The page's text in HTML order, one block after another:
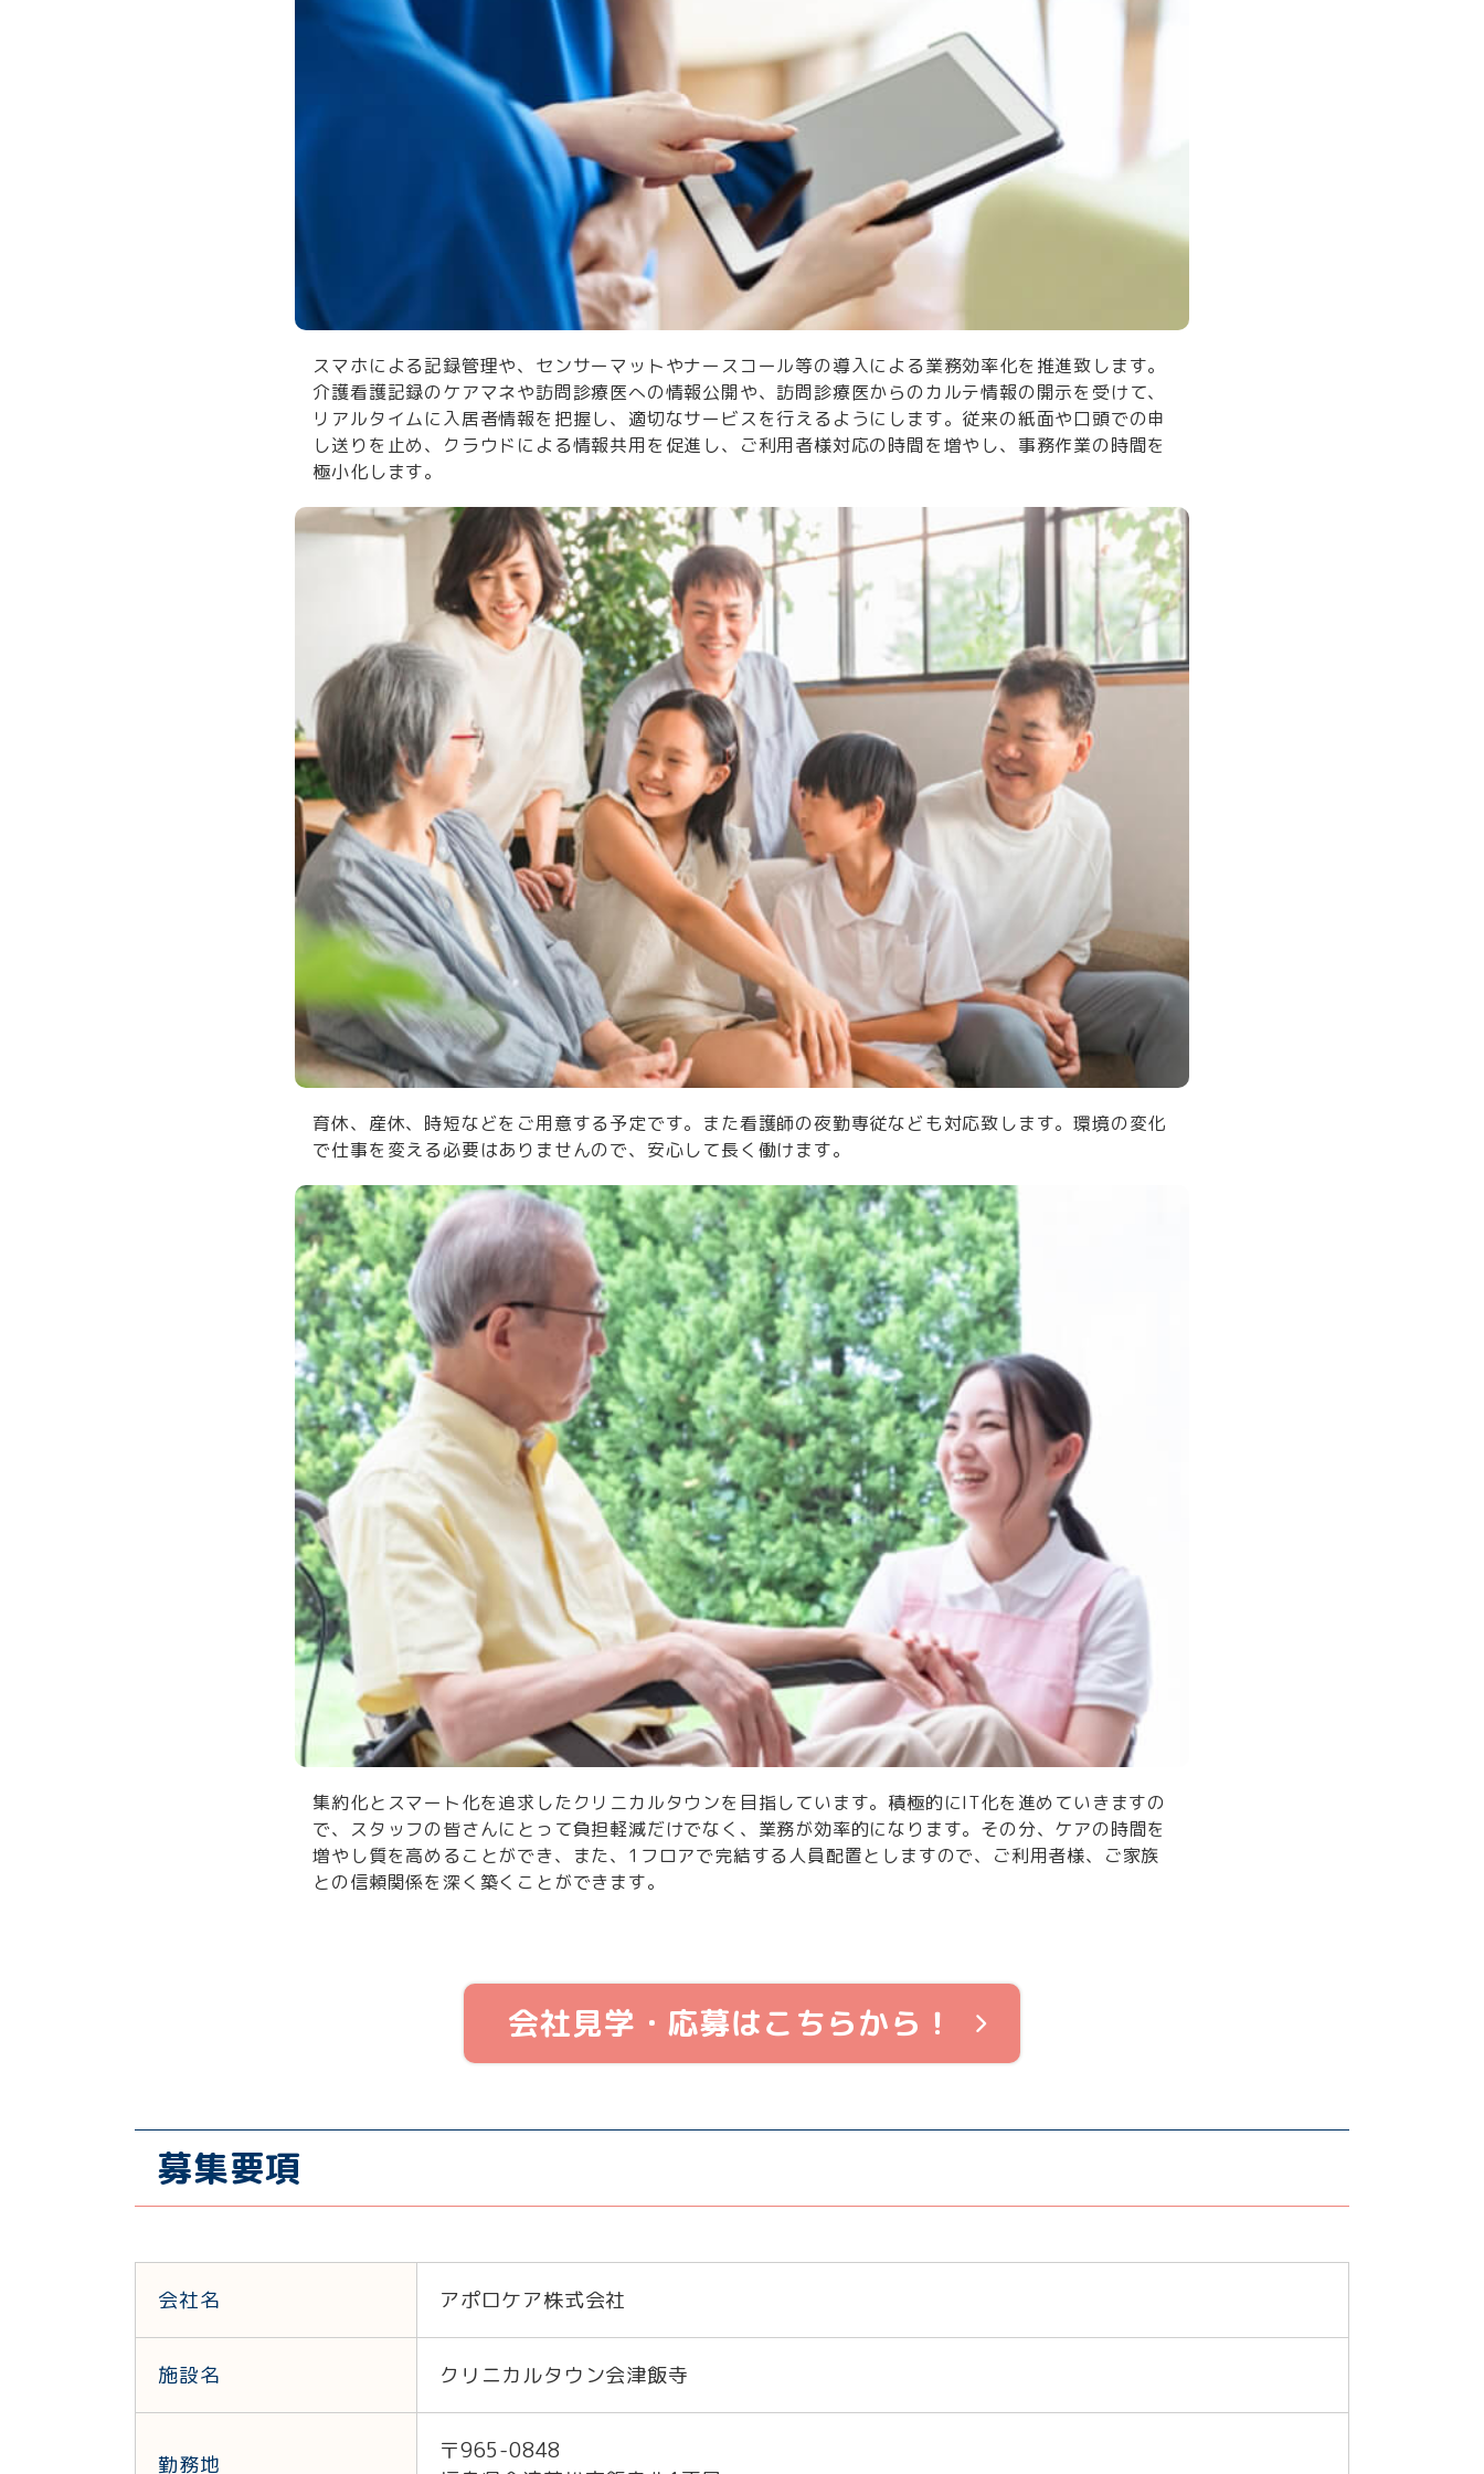
スマホによる記録管理や、センサーマットやナースコール等の導入による業務効率化を推進致します。
介護看護記録のケアマネや訪問診療医への情報公開や、訪問診療医からのカルテ情報の開示を受けて、
リアルタイムに入居者情報を把握し、適切なサービスを行えるようにします。従来の紙面や口頭での申
し送りを止め、クラウドによる情報共用を促進し、ご利用者様対応の時間を増やし、事務作業の時間を
極小化します。
育休、産休、時短などをご用意する予定です。また看護師の夜勤専従なども対応致します。環境の変化
で仕事を変える必要はありませんので、安心して長く働けます。
集約化とスマート化を追求したクリニカルタウンを目指しています。積極的にIT化を進めていきますの
で、スタッフの皆さんにとって負担軽減だけでなく、業務が効率的になります。その分、ケアの時間を
増やし質を高めることができ、また、1フロアで完結する人員配置としますので、ご利用者様、ご家族
との信頼関係を深く築くことができます。
会社見学・応募はこちらから！
募集要項
会社名 アポロケア株式会社
施設名 クリニカルタウン会津飯寺
勤務地
〒965-0848